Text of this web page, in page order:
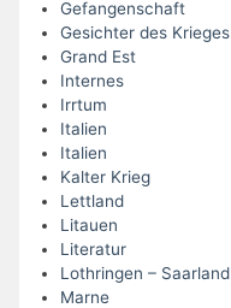
Gefangenschaft
Gesichter des Krieges
Grand Est
Internes
Irrtum
Italien
Italien
Kalter Krieg
Lettland
Litauen
Literatur
Lothringen – Saarland
Marne